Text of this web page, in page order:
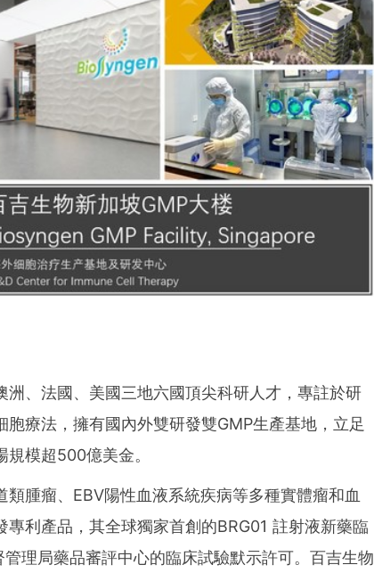
、法國、美國三地六國頂尖科研人才，專註於研
療法，擁有國內外雙研發雙GMP生產基地，立足
模超500億美金。
腫瘤、EBV陽性血液系統疾病等多種實體瘤和血
利產品，其全球獨家首創的BRG01 註射液新藥臨
理局藥品審評中心的臨床試驗默示許可。百吉生物